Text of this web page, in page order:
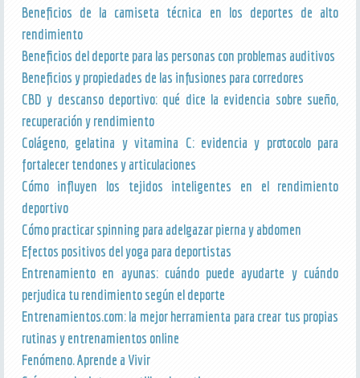
Beneficios de la camiseta técnica en los deportes de alto
rendimiento
Beneficios del deporte para las personas con problemas auditivos
Beneficios y propiedades de las infusiones para corredores
CBD y descanso deportivo: qué dice la evidencia sobre sueño,
recuperación y rendimiento
Colágeno, gelatina y vitamina C: evidencia y protocolo para
fortalecer tendones y articulaciones
Cómo influyen los tejidos inteligentes en el rendimiento
deportivo
Cómo practicar spinning para adelgazar pierna y abdomen
Efectos positivos del yoga para deportistas
Entrenamiento en ayunas: cuándo puede ayudarte y cuándo
perjudica tu rendimiento según el deporte
Entrenamientos.com: la mejor herramienta para crear tus propias
rutinas y entrenamientos online
Fenómeno. Aprende a Vivir